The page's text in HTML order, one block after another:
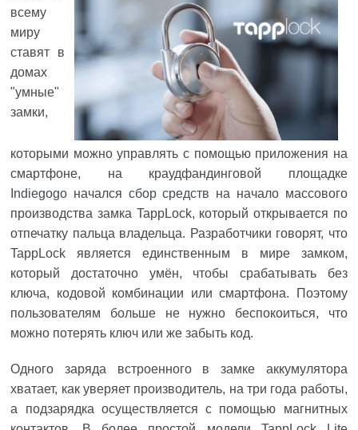
всему
миру
ставят в
домах
"умные"
замки,
которыми можно управлять с помощью приложения на
смартфоне, на краудфандинговой площадке
Indiegogo начался сбор средств на начало массового
производства замка TappLock, который открывается по
отпечатку пальца владельца. Разработчики говорят, что
TappLock является единственным в мире замком,
который достаточно умён, чтобы срабатывать без
ключа, кодовой комбинации или смартфона. Поэтому
пользователям больше не нужно беспокоиться, что
можно потерять ключ или же забыть код.
Одного заряда встроенного в замке аккумулятора
хватает, как уверяет производитель, на три года работы,
а подзарядка осуществляется с помощью магнитных